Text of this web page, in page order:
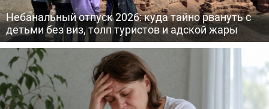
Небанальный отпуск 2026: куда тайно рвануть с
детьми без виз, толп туристов и адской жары